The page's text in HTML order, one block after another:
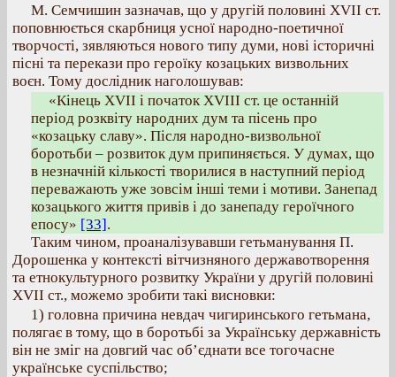
М. Семчишин зазначав, що у другій половині XVII ст.
поповнюється скарбниця усної народно-поетичної
творчості, зявляються нового типу думи, нові історичні
пісні та перекази про героїку козацьких визвольних
воєн. Тому дослідник наголошував:
«Кінець XVII і початок XVIIІ ст. це останній
період розквіту народних дум та пісень про
«козацьку славу». Після народно-визвольної
боротьби – розвиток дум припиняється. У думах, що
в незначній кількості творилися в наступний період
переважають уже зовсім інші теми і мотиви. Занепад
козацького життя привів і до занепаду героїчного
епосу» [33].
Таким чином, проаналізувавши гетьманування П.
Дорошенка у контексті вітчизняного державотворення
та етнокультурного розвитку України у другій половині
ХVII ст., можемо зробити такі висновки:
1) головна причина невдач чигиринського гетьмана,
полягає в тому, що в боротьбі за Українську державність
він не зміг на довгий час об’єднати все тогочасне
українське суспільство;